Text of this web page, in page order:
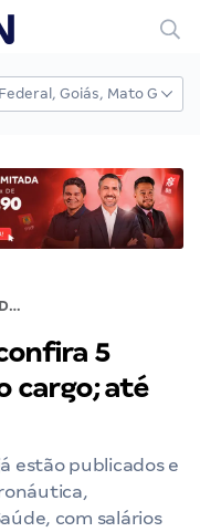
Concursos Dentista: confira 5 editais abertos para o cargo; até R$ 9 mil!
5
cargo; até
estão publicados e
com salários